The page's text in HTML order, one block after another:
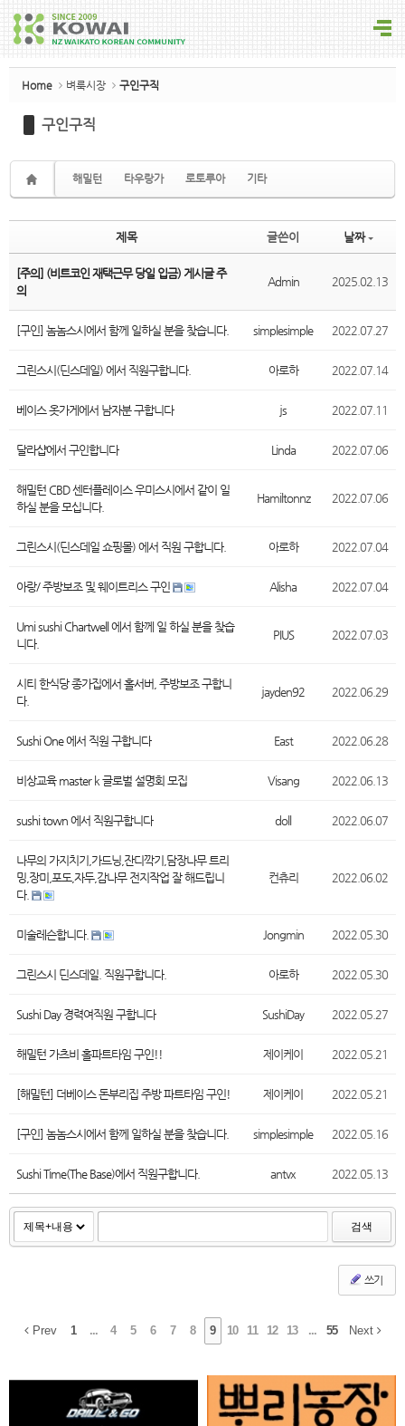
Home 벼룩시장 구인구직
구인구직
해밀턴 타우랑가 로토루아 기타
제목 글쓴이 날짜
[주의] (비트코인 재택근무 당일 입금) 게시글 주
의
Admin 2025.02.13
[구인] 놈놈스시에서 함께 일하실 분을 찾습니다. simplesimple 2022.07.27
그린스시(딘스데일) 에서 직원구합니다. 아로하 2022.07.14
베이스 옷가게에서 남자분 구합니다 js 2022.07.11
달라샵에서 구인합니다 Linda 2022.07.06
해밀턴 CBD 센터플레이스 우미스시에서 같이 일
하실 분을 모십니다.
Hamiltonnz 2022.07.06
그린스시(딘스데일 쇼핑몰) 에서 직원 구합니다. 아로하 2022.07.04
아랑/ 주방보조 및 웨이트리스 구인 Alisha 2022.07.04
Umi sushi Chartwell 에서 함께 일 하실 분을 찾습
니다.
PIUS 2022.07.03
시티 한식당 종가집에서 홀서버, 주방보조 구합니
다.
jayden92 2022.06.29
Sushi One 에서 직원 구합니다 East 2022.06.28
비상교육 master k 글로벌 설명회 모집 Visang 2022.06.13
sushi town 에서 직원구합니다 doll 2022.06.07
나무의 가지치기,가드닝,잔디깍기,담장나무 트리
밍,장미,포도,자두,감나무 전지작업 잘 해드립니
다.
컨츄리 2022.06.02
미술레슨합니다. Jongmin 2022.05.30
그린스시 딘스데일. 직원구합니다. 아로하 2022.05.30
Sushi Day 경력여직원 구합니다 SushiDay 2022.05.27
해밀턴 가츠비 홀파트타임 구인!! 제이케이 2022.05.21
[해밀턴] 더베이스 돈부리집 주방 파트타임 구인! 제이케이 2022.05.21
[구인] 놈놈스시에서 함께 일하실 분을 찾습니다. simplesimple 2022.05.16
Sushi Time(The Base)에서 직원구합니다. antvx 2022.05.13
검색
쓰기
Prev 1 ... 4 5 6 7 8 9 10 11 12 13 ... 55 Next
Sketchbook5, 스케치북5
Sketchbook5, 스케치북5